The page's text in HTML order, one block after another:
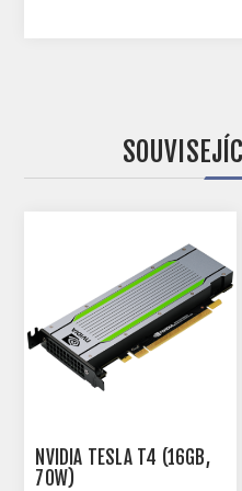
NVIDIA TESLA T4 (16GB,
70W)